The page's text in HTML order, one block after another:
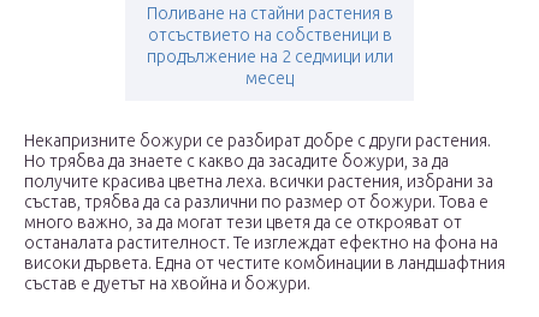
Поливане на стайни растения в
отсъствието на собственици в
продължение на 2 седмици или
месец
Некапризните божури се разбират добре с други растения.
Но трябва да знаете с какво да засадите божури, за да
получите красива цветна леха. всички растения, избрани за
състав, трябва да са различни по размер от божури. Това е
много важно, за да могат тези цветя да се открояват от
останалата растителност. Те изглеждат ефектно на фона на
високи дървета. Една от честите комбинации в ландшафтния
състав е дуетът на хвойна и божури.